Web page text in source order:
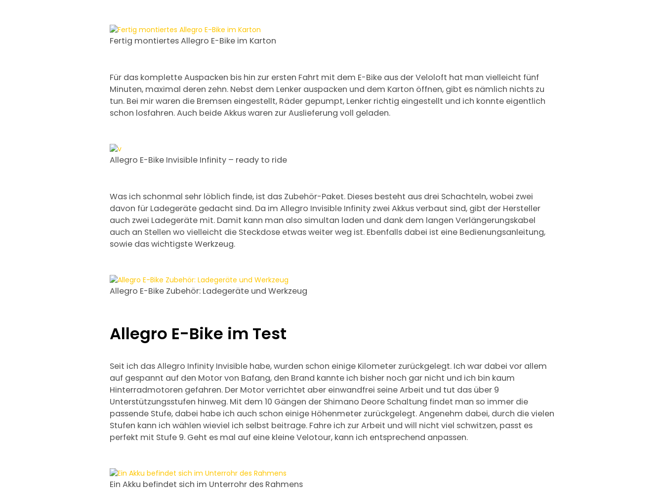
Fertig montiertes Allegro E-Bike im Karton
Für das komplette Auspacken bis hin zur ersten Fahrt mit dem E-Bike aus der Veloloft hat man vielleicht fünf
Minuten, maximal deren zehn. Nebst dem Lenker auspacken und dem Karton öffnen, gibt es nämlich nichts zu
tun. Bei mir waren die Bremsen eingestellt, Räder gepumpt, Lenker richtig eingestellt und ich konnte eigentlich
schon losfahren. Auch beide Akkus waren zur Auslieferung voll geladen.
Allegro E-Bike Invisible Infinity – ready to ride
Was ich schonmal sehr löblich finde, ist das Zubehör-Paket. Dieses besteht aus drei Schachteln, wobei zwei
davon für Ladegeräte gedacht sind. Da im Allegro Invisible Infinity zwei Akkus verbaut sind, gibt der Hersteller
auch zwei Ladegeräte mit. Damit kann man also simultan laden und dank dem langen Verlängerungskabel
auch an Stellen wo vielleicht die Steckdose etwas weiter weg ist. Ebenfalls dabei ist eine Bedienungsanleitung,
sowie das wichtigste Werkzeug.
Allegro E-Bike Zubehör: Ladegeräte und Werkzeug
Allegro E-Bike im Test
Seit ich das Allegro Infinity Invisible habe, wurden schon einige Kilometer zurückgelegt. Ich war dabei vor allem
auf gespannt auf den Motor von Bafang, den Brand kannte ich bisher noch gar nicht und ich bin kaum
Hinterradmotoren gefahren. Der Motor verrichtet aber einwandfrei seine Arbeit und tut das über 9
Unterstützungsstufen hinweg. Mit dem 10 Gängen der Shimano Deore Schaltung findet man so immer die
passende Stufe, dabei habe ich auch schon einige Höhenmeter zurückgelegt. Angenehm dabei, durch die vielen
Stufen kann ich wählen wieviel ich selbst beitrage. Fahre ich zur Arbeit und will nicht viel schwitzen, passt es
perfekt mit Stufe 9. Geht es mal auf eine kleine Velotour, kann ich entsprechend anpassen.
Ein Akku befindet sich im Unterrohr des Rahmens